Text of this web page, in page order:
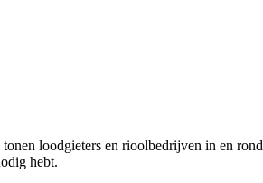
loodgieters en rioolbedrijven in en rond
hebt.